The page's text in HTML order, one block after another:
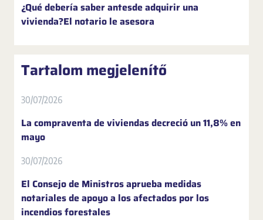
¿Qué debería saber antesde adquirir una
vivienda?El notario le asesora
Tartalom megjelenítő
30/07/2026
La compraventa de viviendas decreció un 11,8% en
mayo
30/07/2026
El Consejo de Ministros aprueba medidas
notariales de apoyo a los afectados por los
incendios forestales